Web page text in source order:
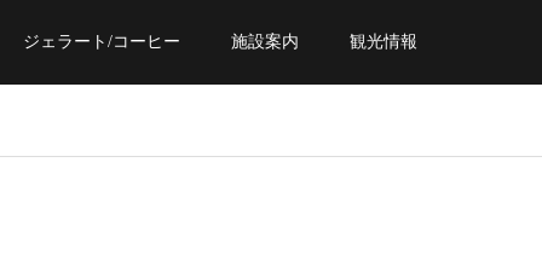
ジェラート/コーヒー 施設案内 観光情報